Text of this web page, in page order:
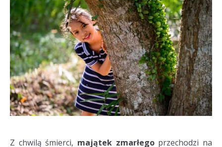
Z chwilą śmierci, majątek zmarłegoprzechodzi na